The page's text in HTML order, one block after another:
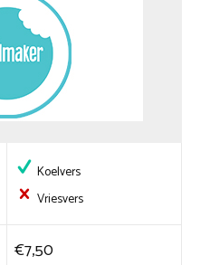
Koelvers
Vriesvers
€7,50